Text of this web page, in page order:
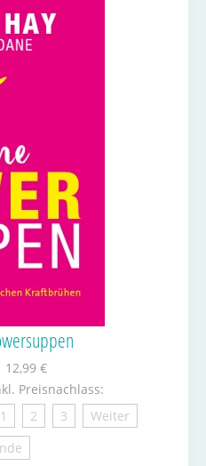
12,99 €
Preisnachlass:
1 2 3
Weiter